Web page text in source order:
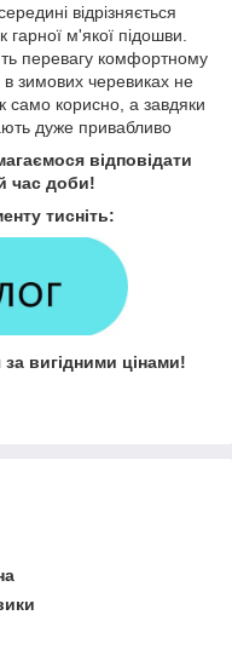
відрізняється
м'якої підошви.
перевагу комфортному
зимових черевиках не
само корисно, а завдяки
дуже привабливо
відповідати
час доби!
тисніть:
за вигідними цінами!